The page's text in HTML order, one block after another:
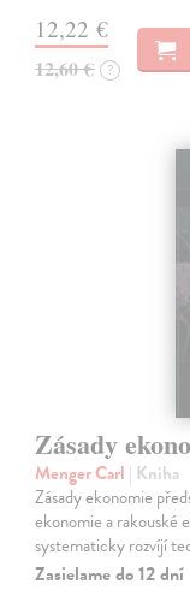
12,22 €
12,60 € ?
Zásady
Menger Carl | Kniha
Zásady ekonomie
ekonomie a rakouské
systematicky rozvíjí
Zasielame do 12 dní